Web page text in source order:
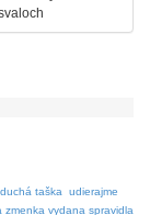
taška
udierajme
zmenka vydana spravidla